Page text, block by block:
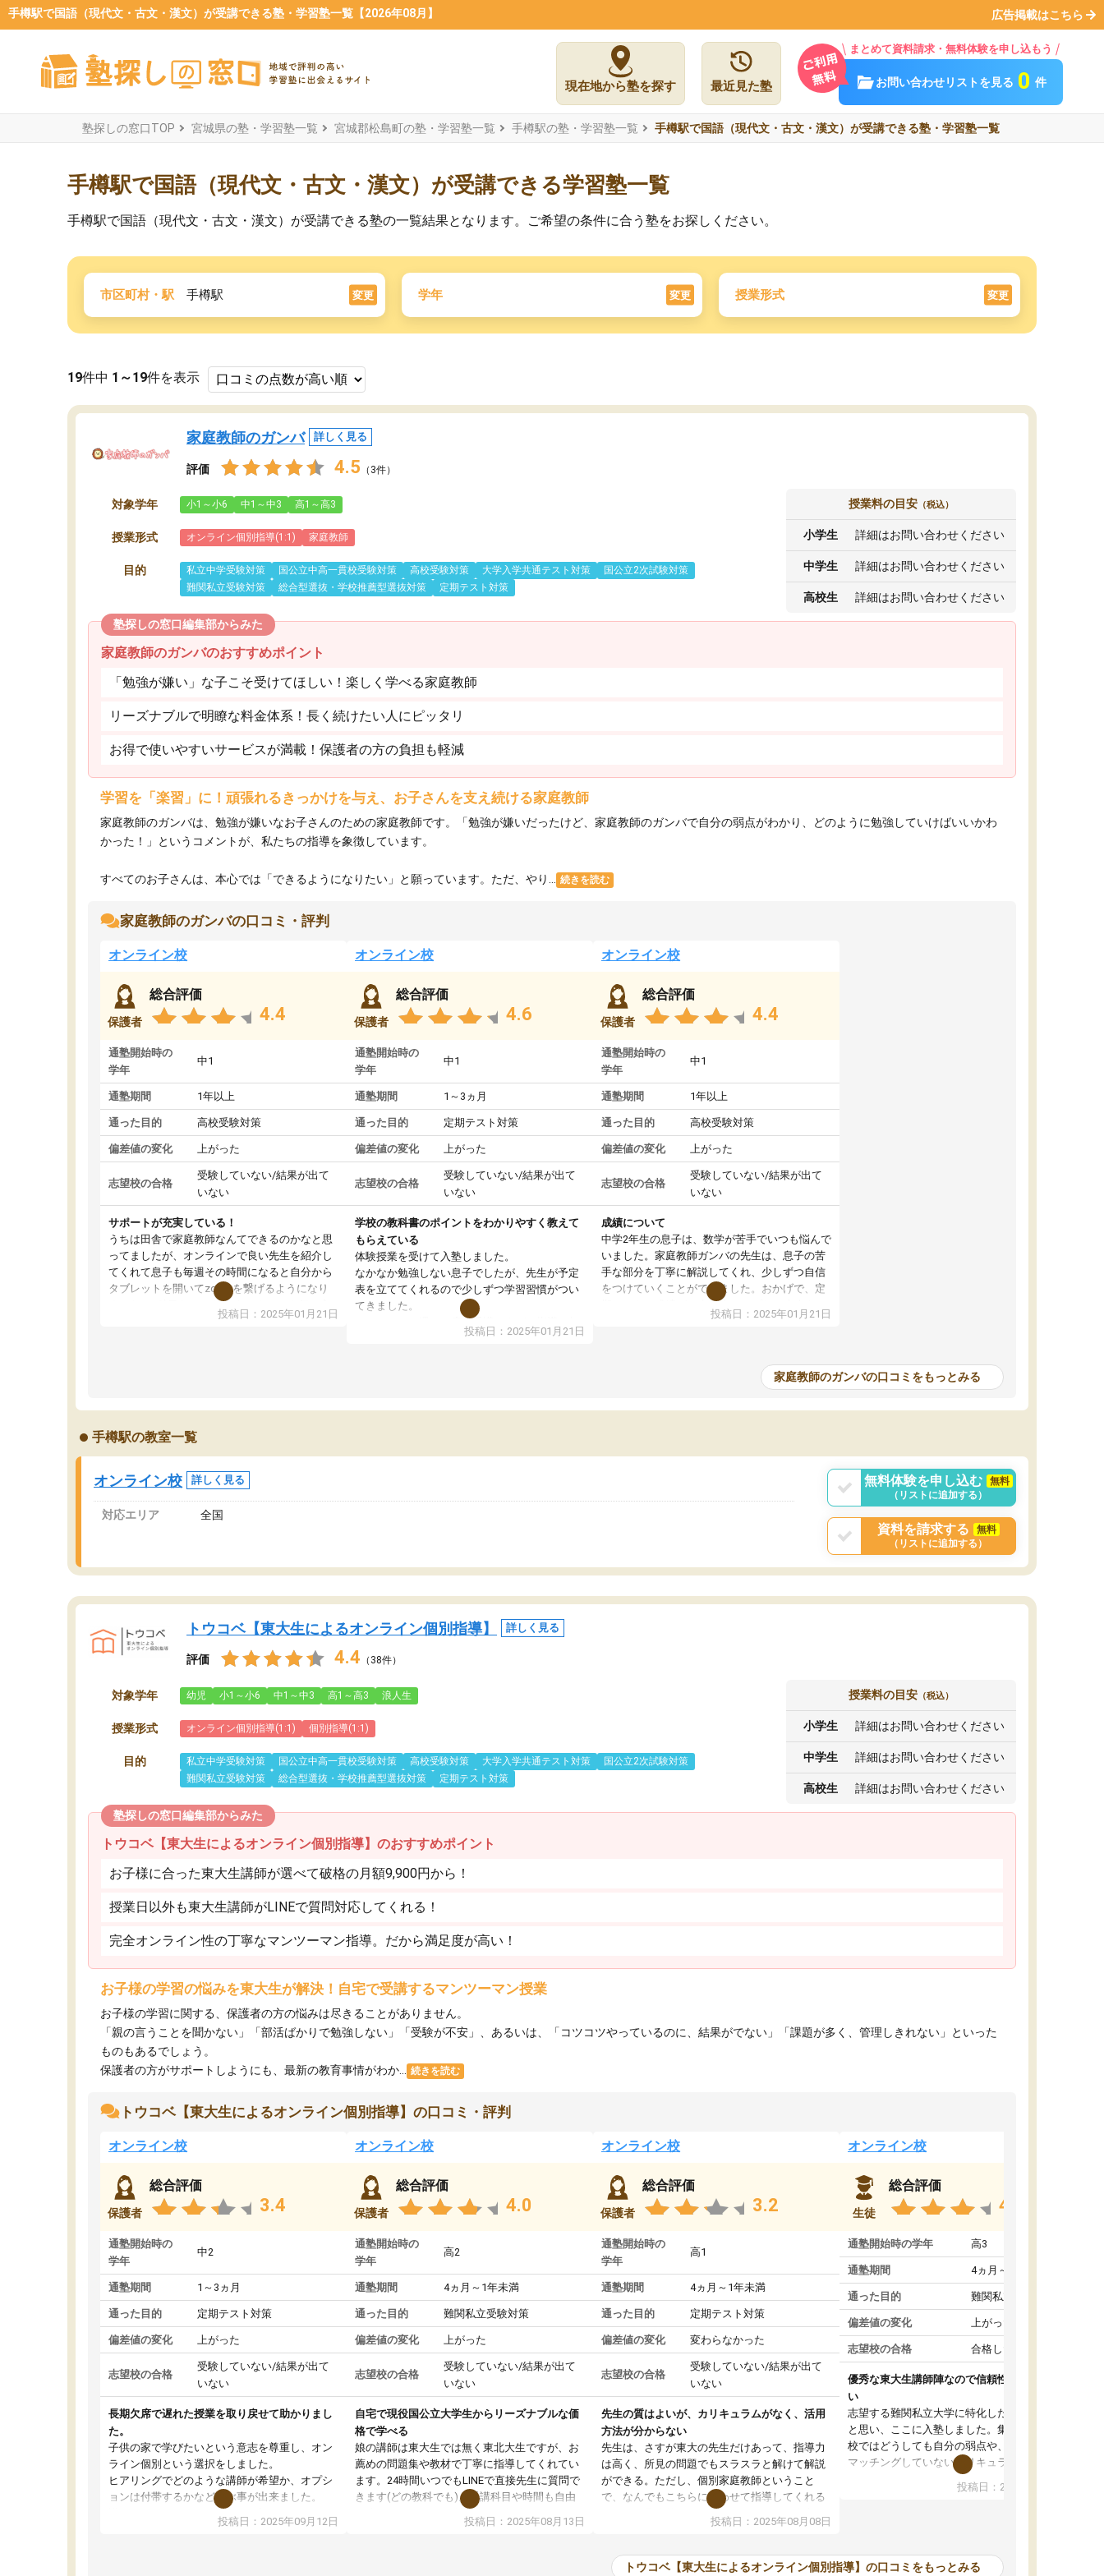
手樽駅で国語（現代文・古文・漢文）が受講できる塾・学習塾一覧【2026年08月】 広告掲載はこちら
現在地から塾を探す 最近見た塾
まとめて資料請求・無料体験を申し込もう
お問い合わせリストを見る 0 件
塾探しの窓口TOP 宮城県の塾・学習塾一覧 宮城郡松島町の塾・学習塾一覧 手樽駅の塾・学習塾一覧 手樽駅で国語（現代文・古文・漢文）が受講できる塾・学習塾一覧
手樽駅で国語（現代文・古文・漢文）が受講できる学習塾一覧
手樽駅で国語（現代文・古文・漢文）が受講できる塾の一覧結果となります。ご希望の条件に合う塾をお探しください。
市区町村・駅 手樽駅 変更 学年 変更 授業形式 変更
19件中 1～19件を表示
家庭教師のガンバ 詳しく見る
評価 4.5 （3件）
対象学年 小1～小6 中1～中3 高1～高3
授業形式 オンライン個別指導(1:1) 家庭教師
目的 私立中学受験対策 国公立中高一貫校受験対策 高校受験対策 大学入学共通テスト対策
国公立2次試験対策
難関私立受験対策
総合型選抜・学校推薦型選抜対策 定期テスト対策
授業料の目安 （税込）
小学生 詳細はお問い合わせください
中学生 詳細はお問い合わせください
高校生 詳細はお問い合わせください
塾探しの窓口編集部からみた
家庭教師のガンバのおすすめポイント
「勉強が嫌い」な子こそ受けてほしい！楽しく学べる家庭教師
リーズナブルで明瞭な料金体系！長く続けたい人にピッタリ
お得で使いやすいサービスが満載！保護者の方の負担も軽減
学習を「楽習」に！頑張れるきっかけを与え、お子さんを支え続ける家庭教師
家庭教師のガンバは、勉強が嫌いなお子さんのための家庭教師です。「勉強が嫌いだったけど、家庭教師のガンバで自分の弱点がわかり、どのように勉強していけばいいかわ
かった！」というコメントが、私たちの指導を象徴しています。
すべてのお子さんは、本心では「できるようになりたい」と願っています。ただ、やり... 続きを読む
家庭教師のガンバの口コミ・評判
オンライン校
保護者
総合評価
4.4
通塾開始時の
学年
中1
通塾期間 1年以上
通った目的 高校受験対策
偏差値の変化 上がった
志望校の合格
受験していない/結果が出て
いない
サポートが充実している！
うちは田舎で家庭教師なんてできるのかなと思
ってましたが、オンラインで良い先生を紹介し
てくれて息子も毎週その時間になると自分から
タブレットを開いてzoomを繋げるようになり
ました！5科目なんでもOKなのもとても気に入
投稿日：2025年01月21日
オンライン校
保護者
総合評価
4.6
通塾開始時の
学年
中1
通塾期間 1～3ヵ月
通った目的 定期テスト対策
偏差値の変化 上がった
志望校の合格
受験していない/結果が出て
いない
学校の教科書のポイントをわかりやすく教えて
もらえている
体験授業を受けて入塾しました。
なかなか勉強しない息子でしたが、先生が予定
表を立ててくれるので少しずつ学習習慣がつい
てきました。
オンラインで週に一度の受講ですが、指導が無
い日も予定表に基づいて勉強したり、LINEでわ
投稿日：2025年01月21日
オンライン校
保護者
総合評価
4.4
通塾開始時の
学年
中1
通塾期間 1年以上
通った目的 高校受験対策
偏差値の変化 上がった
志望校の合格
受験していない/結果が出て
いない
成績について
中学2年生の息子は、数学が苦手でいつも悩んで
いました。家庭教師ガンバの先生は、息子の苦
手な部分を丁寧に解説してくれ、少しずつ自信
をつけていくことができました。おかげで、定
期テストの成績が10点以上アップし、本人もと
投稿日：2025年01月21日
家庭教師のガンバの口コミをもっとみる
手樽駅の教室一覧
オンライン校 詳しく見る
対応エリア 全国
無料体験を申し込む
無料
（リストに追加する）
資料を請求する
無料
（リストに追加する）
トウコベ【東大生によるオンライン個別指導】 詳しく見る
評価 4.4 （38件）
対象学年 幼児 小1～小6 中1～中3 高1～高3 浪人生
授業形式 オンライン個別指導(1:1) 個別指導(1:1)
目的 私立中学受験対策 国公立中高一貫校受験対策 高校受験対策 大学入学共通テスト対策
国公立2次試験対策
難関私立受験対策
総合型選抜・学校推薦型選抜対策 定期テスト対策
授業料の目安 （税込）
小学生 詳細はお問い合わせください
中学生 詳細はお問い合わせください
高校生 詳細はお問い合わせください
塾探しの窓口編集部からみた
トウコベ【東大生によるオンライン個別指導】のおすすめポイント
お子様に合った東大生講師が選べて破格の月額9,900円から！
授業日以外も東大生講師がLINEで質問対応してくれる！
完全オンライン性の丁寧なマンツーマン指導。だから満足度が高い！
お子様の学習の悩みを東大生が解決！自宅で受講するマンツーマン授業
お子様の学習に関する、保護者の方の悩みは尽きることがありません。
「親の言うことを聞かない」「部活ばかりで勉強しない」「受験が不安」、あるいは、「コツコツやっているのに、結果がでない」「課題が多く、管理しきれない」といった
ものもあるでしょう。
保護者の方がサポートしようにも、最新の教育事情がわか...
続きを読む
トウコベ【東大生によるオンライン個別指導】の口コミ・評判
オンライン校
保護者
総合評価
3.4
通塾開始時の
学年
中2
通塾期間 1～3ヵ月
通った目的 定期テスト対策
偏差値の変化 上がった
志望校の合格
受験していない/結果が出て
いない
長期欠席で遅れた授業を取り戻せて助かりまし
た。
子供の家で学びたいという意志を尊重し、オン
ライン個別という選択をしました。
ヒアリングでどのような講師が希望か、オプシ
ョンは付帯するかなど選ぶ事が出来ました。
講師とのマッチング後講師との初回ミーティン
グを行い、その講師で良いか他の講師を希望す
投稿日：2025年09月12日
オンライン校
保護者
総合評価
4.0
通塾開始時の
学年
高2
通塾期間 4ヵ月～1年未満
通った目的 難関私立受験対策
偏差値の変化 上がった
志望校の合格
受験していない/結果が出て
いない
自宅で現役国公立大学生からリーズナブルな価
格で学べる
娘の講師は東大生では無く東北大生ですが、お
薦めの問題集や教材で丁寧に指導してくれてい
ます。24時間いつでもLINEで直接先生に質問で
きます(どの教科でも)。受講科目や時間も自由
に決めれるので、個人に合った勉強ができると
思います。カリキュラム相談みたいなのがあり
投稿日：2025年08月13日
オンライン校
保護者
総合評価
3.2
通塾開始時の
学年
高1
通塾期間 4ヵ月～1年未満
通った目的 定期テスト対策
偏差値の変化 変わらなかった
志望校の合格
受験していない/結果が出て
いない
先生の質はよいが、カリキュラムがなく、活用
方法が分からない
先生は、さすが東大の先生だけあって、指導力
は高く、所見の問題でもスラスラと解けて解説
ができる。ただし、個別家庭教師ということ
で、なんでもこちらに合わせて指導してくれる
のだが、具体的なカリキュラムがない。当方
は、授業の先取り学習をするため、学校の教科
いただいたが、1時間の時間を使って進められる
投稿日：2025年08月08日
オンライン校
生徒
総合評価
4.4
通塾開始時の学年 高3
通塾期間 4ヵ月～1年未満
通った目的 難関私立受験対策
偏差値の変化 上がった
志望校の合格 合格した
優秀な東大生講師陣なので信頼性や安心感が高
い
志望する難関私立大学に特化した準備をしたい
と思い、ここに入塾しました。集団指導の予備
校ではどうしても自分の弱点や、志望校対策に
マッチングしていないカリキュラムに不安を感
また受験のノウハウを蓄積している優秀な東大
ツーマン指導によって、自分の志望校にふさわ
投稿日：2024年02月19日
トウコベ【東大生によるオンライン個別指導】の口コミをもっとみる